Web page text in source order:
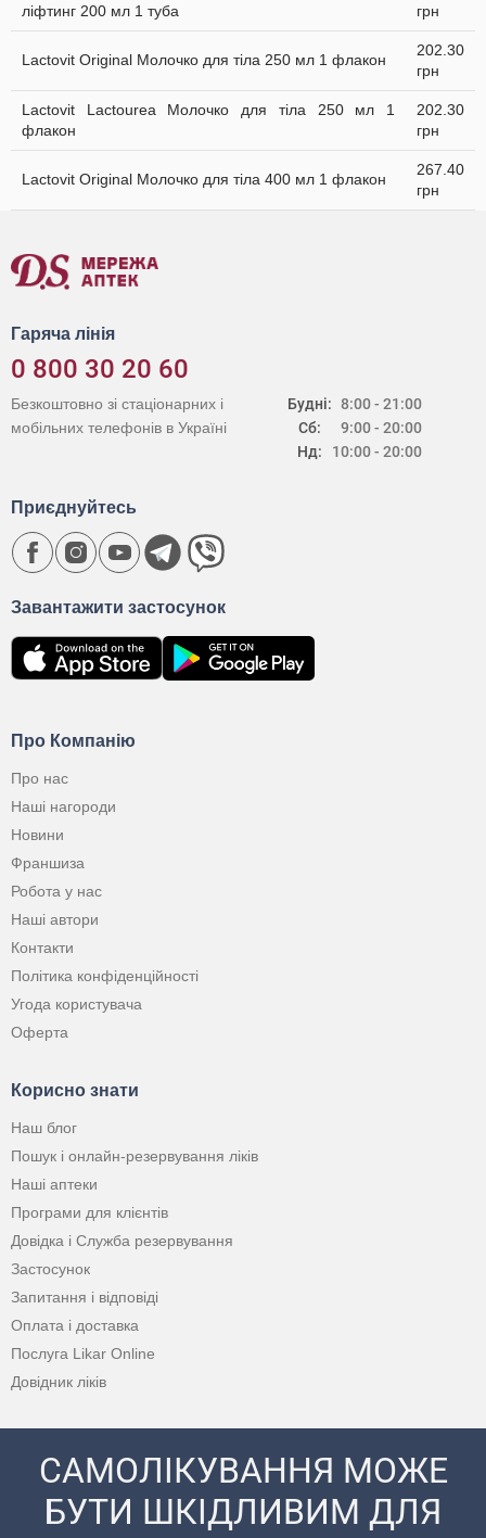
ліфтинг 200 мл 1 туба
грн
Lactovit Original Молочко для тіла 250 мл 1 флакон
202.30
грн
Lactovit Lactourea Молочко для тіла 250 мл 1
флакон
202.30
грн
Lactovit Original Молочко для тіла 400 мл 1 флакон
267.40
грн
Гаряча лінія
0 800 30 20 60
Будні:
Сб:
Нд:
8:00 - 21:00
9:00 - 20:00
10:00 - 20:00
Безкоштовно зі стаціонарних і
мобільних телефонів в Україні
Про Компанію
Про нас
Наші нагороди
Новини
Франшиза
Робота у нас
Наші автори
Контакти
Політика конфіденційності
Угода користувача
Оферта
Корисно знати
Наш блог
Пошук і онлайн-резервування ліків
Наші аптеки
Програми для клієнтів
Довідка і Служба резервування
Застосунок
Запитання і відповіді
Оплата і доставка
Послуга Likar Online
Довідник ліків
Завантажити застосунок
Приєднуйтесь
САМОЛІКУВАННЯ МОЖЕ
БУТИ ШКІДЛИВИМ ДЛЯ